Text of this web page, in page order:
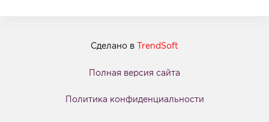
Сделано в TrendSoft
Полная версия сайта
Политика конфиденциальности